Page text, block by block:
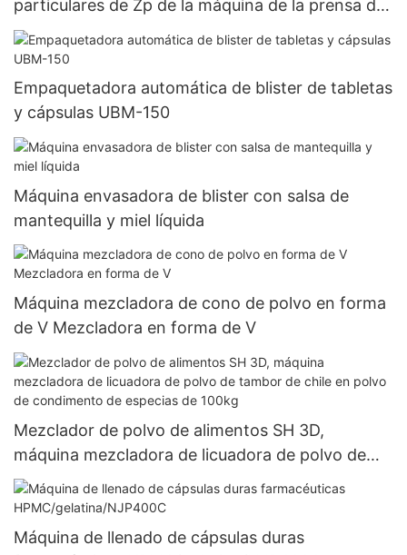
particulares de Zp de la máquina de la prensa de
la tableta de la prensa farmacéutica química
química de la píldora
Empaquetadora automática de blister de tabletas
y cápsulas UBM-150
Máquina envasadora de blister con salsa de
mantequilla y miel líquida
Máquina mezcladora de cono de polvo en forma
de V Mezcladora en forma de V
Mezclador de polvo de alimentos SH 3D,
máquina mezcladora de licuadora de polvo de
tambor de chile en polvo de condimento de
especias de 100kg
Máquina de llenado de cápsulas duras